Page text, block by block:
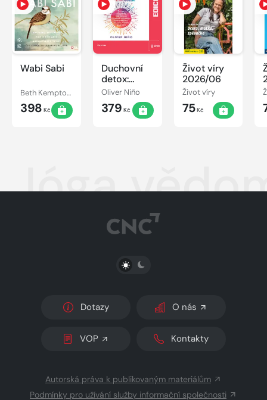
Wabi Sabi
Beth Kemptonová
398 Kč
Duchovní
detox:
Cesta k
probuzení
Oliver Niño
379 Kč
Život víry
2026/06
Život víry
75Kč
Jóga
PŘEPNOUT SVĚTLÝ/TMAVÝ REŽIM
Dotazy O nás
VOP Kontakty
Autorská práva k publikovaným materiálům
Podmínky pro užívání služby informační společnosti